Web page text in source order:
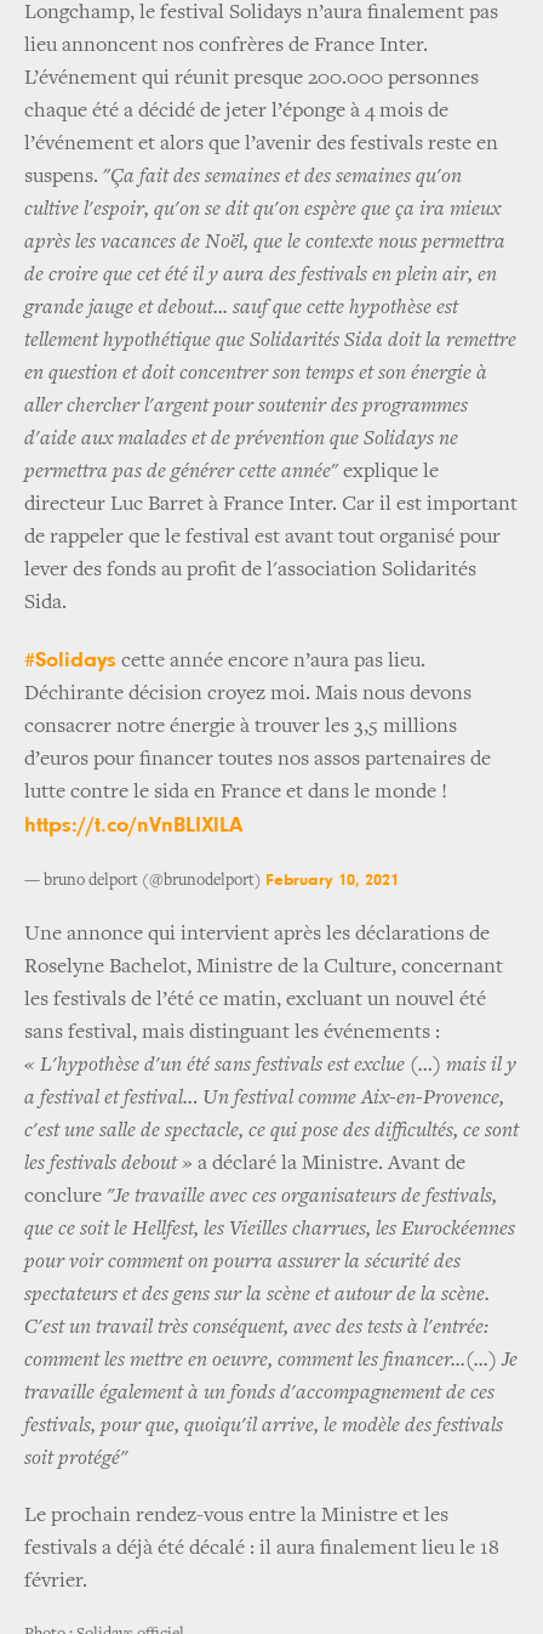
Longchamp, le festival Solidays n’aura finalement pas
lieu annoncent nos confrères de France Inter.
L’événement qui réunit presque 200.000 personnes
chaque été a décidé de jeter l’éponge à 4 mois de
l’événement et alors que l’avenir des festivals reste en
suspens. "Ça fait des semaines et des semaines qu'on
cultive l'espoir, qu'on se dit qu'on espère que ça ira mieux
après les vacances de Noël, que le contexte nous permettra
de croire que cet été il y aura des festivals en plein air, en
grande jauge et debout... sauf que cette hypothèse est
tellement hypothétique que Solidarités Sida doit la remettre
en question et doit concentrer son temps et son énergie à
aller chercher l'argent pour soutenir des programmes
d'aide aux malades et de prévention que Solidays ne
permettra pas de générer cette année" explique le
directeur Luc Barret à France Inter. Car il est important
de rappeler que le festival est avant tout organisé pour
lever des fonds au profit de l'association Solidarités
Sida.
#Solidays cette année encore n’aura pas lieu.
Déchirante décision croyez moi. Mais nous devons
consacrer notre énergie à trouver les 3,5 millions
d’euros pour financer toutes nos assos partenaires de
lutte contre le sida en France et dans le monde !
https://t.co/nVnBLIXlLA
— bruno delport (@brunodelport) February 10, 2021
Une annonce qui intervient après les déclarations de
Roselyne Bachelot, Ministre de la Culture, concernant
les festivals de l’été ce matin, excluant un nouvel été
sans festival, mais distinguant les événements :
« L'hypothèse d'un été sans festivals est exclue (…) mais il y
a festival et festival... Un festival comme Aix-en-Provence,
c'est une salle de spectacle, ce qui pose des difficultés, ce sont
les festivals debout » a déclaré la Ministre. Avant de
conclure "Je travaille avec ces organisateurs de festivals,
que ce soit le Hellfest, les Vieilles charrues, les Eurockéennes
pour voir comment on pourra assurer la sécurité des
spectateurs et des gens sur la scène et autour de la scène.
C'est un travail très conséquent, avec des tests à l'entrée:
comment les mettre en oeuvre, comment les financer...(...) Je
travaille également à un fonds d'accompagnement de ces
festivals, pour que, quoiqu'il arrive, le modèle des festivals
soit protégé"
Le prochain rendez-vous entre la Ministre et les
festivals a déjà été décalé : il aura finalement lieu le 18
février.